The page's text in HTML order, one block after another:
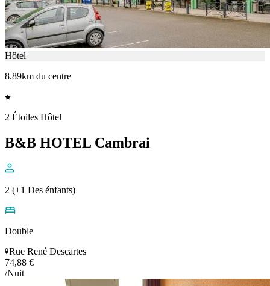
Hôtel
8.89km du centre
2 Étoiles Hôtel
B&B HOTEL Cambrai
2 (+1 Des énfants)
Double
Rue René Descartes
74,88 €
/Nuit